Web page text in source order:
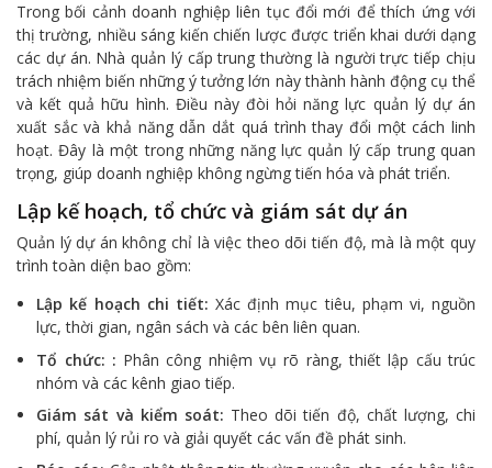
Trong bối cảnh doanh nghiệp liên tục đổi mới để thích ứng với
thị trường, nhiều sáng kiến chiến lược được triển khai dưới dạng
các dự án. Nhà quản lý cấp trung thường là người trực tiếp chịu
trách nhiệm biến những ý tưởng lớn này thành hành động cụ thể
và kết quả hữu hình. Điều này đòi hỏi năng lực quản lý dự án
xuất sắc và khả năng dẫn dắt quá trình thay đổi một cách linh
hoạt. Đây là một trong những năng lực quản lý cấp trung quan
trọng, giúp doanh nghiệp không ngừng tiến hóa và phát triển.
Lập kế hoạch, tổ chức và giám sát dự án
Quản lý dự án không chỉ là việc theo dõi tiến độ, mà là một quy
trình toàn diện bao gồm:
Lập kế hoạch chi tiết: Xác định mục tiêu, phạm vi, nguồn
lực, thời gian, ngân sách và các bên liên quan.
Tổ chức: : Phân công nhiệm vụ rõ ràng, thiết lập cấu trúc
nhóm và các kênh giao tiếp.
Giám sát và kiểm soát: Theo dõi tiến độ, chất lượng, chi
phí, quản lý rủi ro và giải quyết các vấn đề phát sinh.